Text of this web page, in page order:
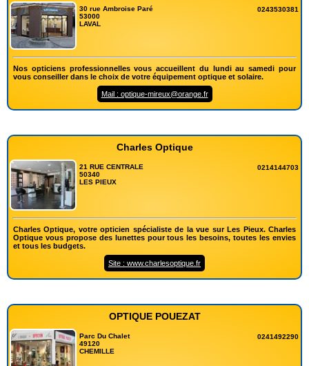
30 rue Ambroise Paré
53000
LAVAL
0243530381
Nos opticiens professionnelles vous accueillent du lundi au samedi pour
vous conseiller dans le choix de votre équipement optique et solaire.
Mail : optique-mireux@orange.fr
Charles Optique
21 RUE CENTRALE
50340
LES PIEUX
0214144703
Charles Optique, votre opticien spécialiste de la vue sur Les Pieux. Charles
Optique vous propose des lunettes pour tous les besoins, toutes les envies
et tous les budgets.
Site : www.charlesoptique.fr
OPTIQUE POUEZAT
Parc Du Chalet
49120
CHEMILLE
0241492290